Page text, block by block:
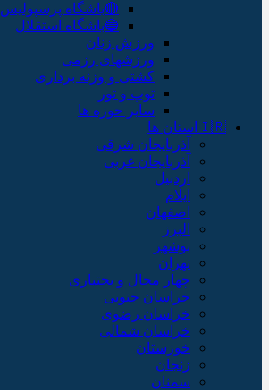
🔴باشگاه پرسپولیس
🔵باشگاه استقلال
ورزش زنان
ورزشهای رزمی
کشتی و وزنه برداری
توپ و تور
سایر حوزه ها
🇮🇷استان ها
آذربایجان شرقی
آذربایجان غربی
اردبیل
ایلام
اصفهان
البرز
بوشهر
تهران
چهار محال و بختیاری
خراسان جنوبی
خراسان رضوی
خراسان شمالی
خوزستان
زنجان
سمنان